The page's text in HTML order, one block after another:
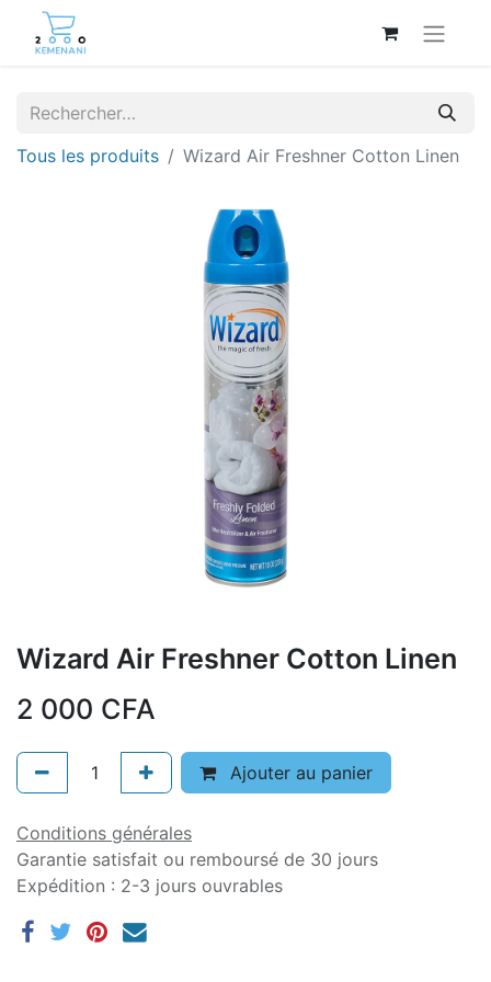
Tous les produits Wizard Air Freshner Cotton Linen
Wizard Air Freshner Cotton Linen
2 000 CFA
Ajouter au panier
Conditions générales
Garantie satisfait ou remboursé de 30 jours
Expédition : 2-3 jours ouvrables